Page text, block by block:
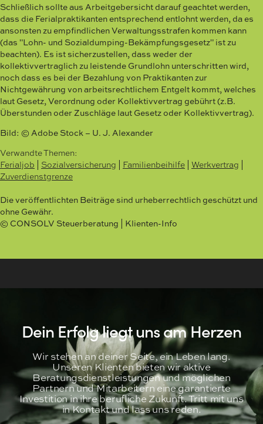
Schließlich sollte aus Arbeitgebersicht darauf geachtet werden,
dass die Ferialpraktikanten entsprechend entlohnt werden, da es
ansonsten zu empfindlichen Verwaltungsstrafen kommen kann
(das "Lohn- und Sozialdumping-Bekämpfungsgesetz" ist zu
beachten). Es ist sicherzustellen, dass weder der
kollektivvertraglich zu leistende Grundlohn unterschritten wird,
noch dass es bei der Bezahlung von Praktikanten zur
Nichtgewährung von arbeitsrechtlichem Entgelt kommt, welches
laut Gesetz, Verordnung oder Kollektivvertrag gebührt (z.B.
Überstunden oder Zuschläge laut Gesetz oder Kollektivvertrag).
Bild: © Adobe Stock – U. J. Alexander
Verwandte Themen:
Ferialjob
Sozialversicherung Familienbeihilfe Werkvertrag
Zuverdienstgrenze
Die veröffentlichten Beiträge sind urheberrechtlich geschützt und
ohne Gewähr.
© CONSOLV Steuerberatung | Klienten-Info
Dein Erfolg liegt uns am Herzen
Wir stehen an deiner Seite, ein Leben lang.
Unseren Klienten bieten wir aktive
Beratungsdienstleistungen und möglichen
Partnern und Mitarbeitern eine garantierte
Investition in ihre berufliche Zukunft. Tritt mit uns
in Kontakt und lass uns reden.